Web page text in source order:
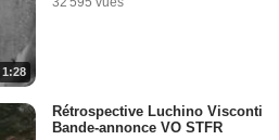
1:28
Rétrospective Luchino Visconti
Bande-annonce VO STFR